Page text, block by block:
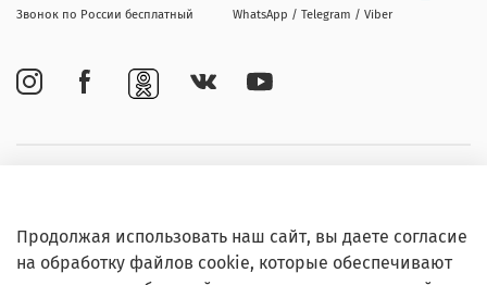
Информация
Звонок по России бесплатный WhatsApp / Telegram / Viber
Продолжая использовать наш сайт, вы даете согласие
на обработку файлов cookie, которые обеспечивают